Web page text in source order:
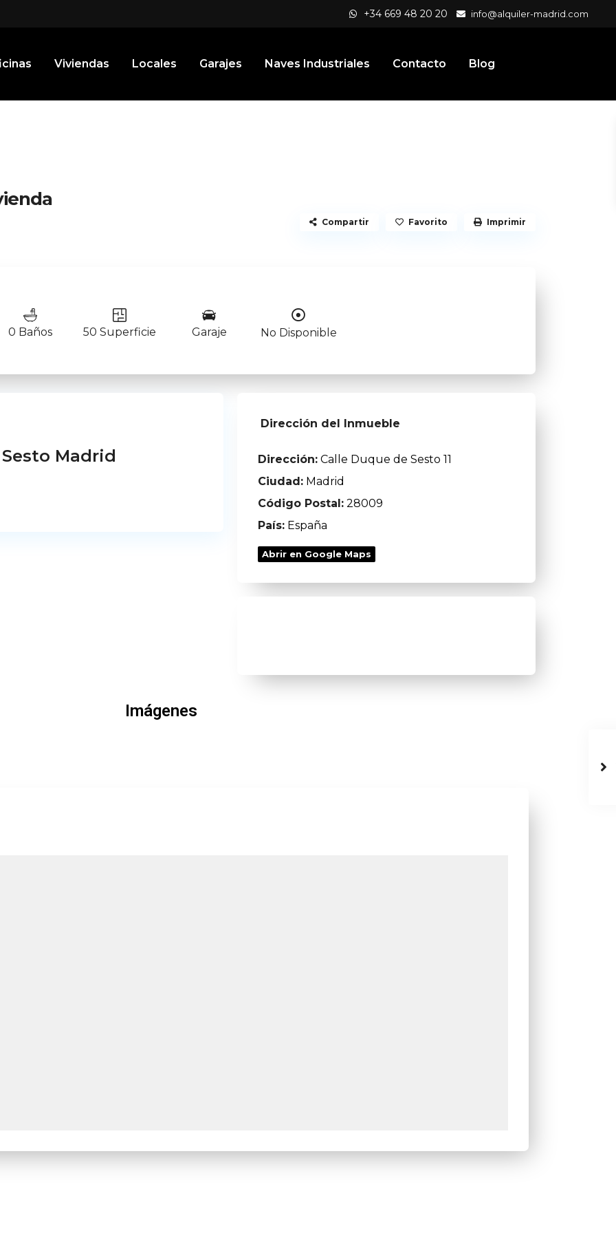
+34 669 48 20 20 info@alquiler-madrid.com
Viviendas Locales Garajes Naves Industriales Contacto Blog
Compartir Favorito Imprimir
0 Baños 50 Superficie Garaje No Disponible
Madrid
Dirección del Inmueble
Dirección: Calle Duque de Sesto 11
Ciudad: Madrid
Código Postal: 28009
País: España
Abrir en Google Maps
Imágenes